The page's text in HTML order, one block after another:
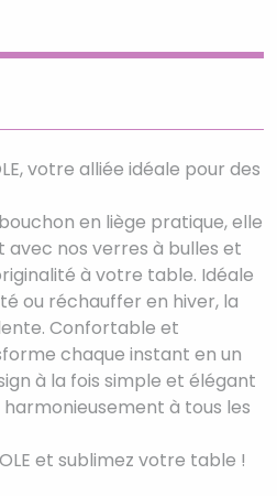
votre alliée idéale pour des
en liège pratique, elle
nos verres à bulles et
à votre table. Idéale
ou réchauffer en hiver, la
Confortable et
chaque instant en un
à la fois simple et élégant
à tous les
et sublimez votre table !